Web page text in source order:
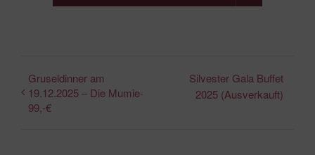
Gruseldinner am
19.12.2025 – Die Mumie-
99,-€
Silvester Gala Buffet
2025 (Ausverkauft)